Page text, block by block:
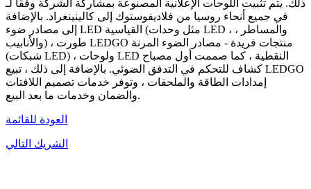
ذلك. يتم تثبيت اللوحات الإعلانية المصنوعة بمشاركة الشركة وفقًا لـ
في جميع أنحاء روسيا من فلاديفوستوك إلى كالينينغراد. بالإضافة
إلى مصادر ضوء LED القياسية (مثل وحدات LED ، والمساطر ،
والأنابيب) ، طورت LEDGO منتجات فريدة - مصادر الضوء المرنة
(شبكات LED) ، ولوحات LED النقطية ، كما صممت أول مصباح
كشاف للتحكم في التدفق الضوئي. بالإضافة إلى ذلك ، تبيع LEDGO
إمدادات الطاقة والملحقات ، وتوفر خدمات تصميم اللافتات
والضمان وخدمات ما بعد البيع.
العودة للقائمة
الشريك التالي